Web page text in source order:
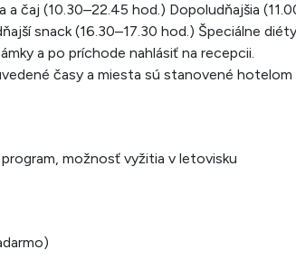
a čaj (10.30–22.45 hod.) Dopoludňajšia
snack (16.30–17.30 hod.) Špeciálne
a po príchode nahlásiť na recepcii.
časy a miesta sú stanovené hotelom
možnosť vyžitia v letovisku